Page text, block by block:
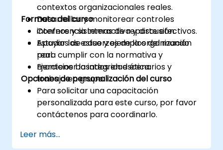
contextos organizacionales reales.
Desarrollar y monitorear controles
internos y sistemas de reporte efectivos.
Apoyar los esfuerzos de la organización
para cumplir con la normativa y
mantener la integridad ética.
Formato del curso
Conferencia interactiva y discusión.
Estudios de caso y ejemplos del mundo
real.
Ejercicios basados en escenarios y
trabajo en grupo.
Opciones de personalización del curso
Para solicitar una capacitación
personalizada para este curso, por favor
contáctenos para coordinarlo.
Leer más...